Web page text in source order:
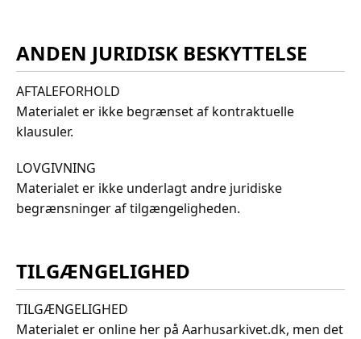
ANDEN JURIDISK BESKYTTELSE
AFTALEFORHOLD
Materialet er ikke begrænset af kontraktuelle
klausuler.
LOVGIVNING
Materialet er ikke underlagt andre juridiske
begrænsninger af tilgængeligheden.
TILGÆNGELIGHED
TILGÆNGELIGHED
Materialet er online her på Aarhusarkivet.dk, men det